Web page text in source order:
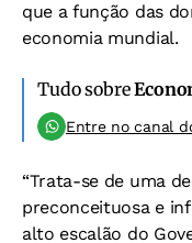
que a função das
economia mundial.
Tudo sobre
Entre no canal
“Trata-se de uma
preconceituosa e
alto escalão do